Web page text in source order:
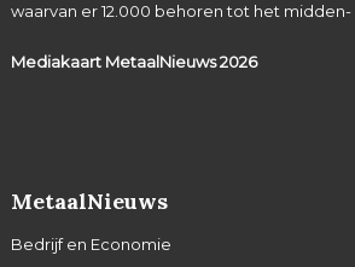
waarvan er 12.000 behoren tot het midden-
Mediakaart MetaalNieuws2026
MetaalNieuws
Bedrijf en Economie